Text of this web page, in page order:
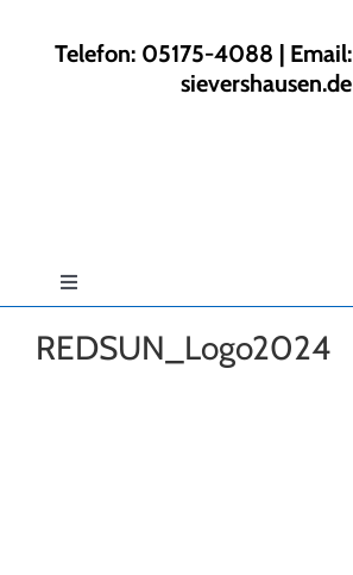
springenTelefon: 05175-4088 | Email:
sievershausen.de
Toggle
Navigation
Start
REDSUN_Logo2024